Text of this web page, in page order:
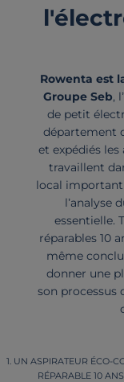
Rowenta est
Groupe Seb,
de petit
département
et expédiés les
travaillent
local important
l’analyse
essentielle.
réparables 10
même
donner une
son processus
UN ASPIRATEUR ÉCO-
RÉPARABLE 10